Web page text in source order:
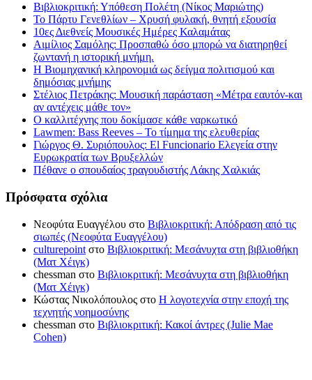
Βιβλιοκριτική: Υπόθεση Πολέτη (Νίκος Μαριώτης)
Το Πάρτυ Γενεθλίων – Χρυσή φυλακή, θνητή εξουσία
10ες Διεθνείς Μουσικές Ημέρες Καλαμάτας
Αιμίλιος Σαμόλης: Προσπαθώ όσο μπορώ να διατηρηθεί
ζωντανή η ιστορική μνήμη.
Η Βιομηχανική κληρονομιά ως δείγμα πολιτισμού και
δημόσιας μνήμης
Στέλιος Πετράκης: Μουσική παράσταση «Μέτρα εαυτόν-και
αν αντέχεις μάθε τον»
Ο καλλιτέχνης που δοκίμασε κάθε ναρκωτικό
Lawmen: Bass Reeves – Το τίμημα της ελευθερίας
Γιώργος Θ. Συριόπουλος: El Funcionario Ελεγεία στην
Ευρωκρατία των Βρυξελλών
Πέθανε ο σπουδαίος τραγουδιστής Λάκης Χαλκιάς
Πρόσφατα σχόλια
Νεοφύτα Ευαγγέλου στο Βιβλιοκριτική: Απόδραση από τις
σιωπές (Νεοφύτα Ευαγγέλου)
culturepoint στο Βιβλιοκριτική: Μεσάνυχτα στη βιβλιοθήκη
(Ματ Χέιγκ)
chessman στο Βιβλιοκριτική: Μεσάνυχτα στη βιβλιοθήκη
(Ματ Χέιγκ)
Κώστας Νικολόπουλος στο Η λογοτεχνία στην εποχή της
τεχνητής νοημοσύνης
chessman στο Βιβλιοκριτική: Κακοί άντρες (Julie Mae
Cohen)